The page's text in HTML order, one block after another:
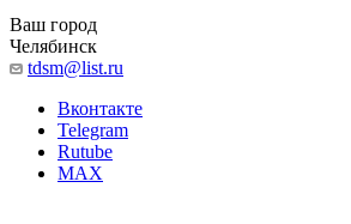
Ваш город
Челябинск
tdsm@list.ru
Вконтакте
Telegram
Rutube
MAX